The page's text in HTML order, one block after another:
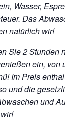
Wasser,
Das
natürlich wir!
Sie 2 Stunden
ein, von
Im Preis
und die
und